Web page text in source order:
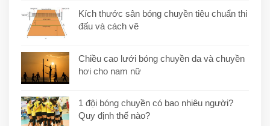
Kích thước sân bóng chuyền tiêu chuẩn thi
đấu và cách vẽ
Chiều cao lưới bóng chuyền da và chuyền
hơi cho nam nữ
1 đội bóng chuyền có bao nhiêu người?
Quy định thế nào?